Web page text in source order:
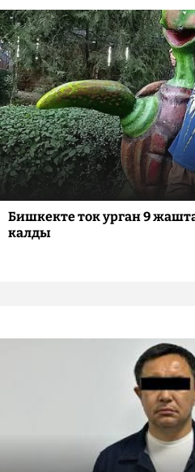
Бишкекте ток урган 9
калды